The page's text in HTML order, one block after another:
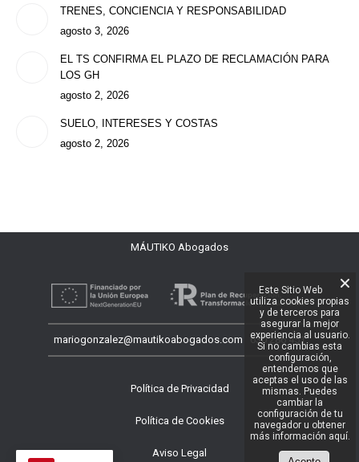
TRENES, CONCIENCIA Y RESPONSABILIDAD
agosto 3, 2026
EL TS CONFIRMA EL PLAZO DE RECLAMACIÓN PARA
LOS GH
agosto 2, 2026
SUELO, INTERESES Y COSTAS
agosto 2, 2026
MÁUTIKO Abogados
mariogonzalez@mautikoabogados.com 630 286 451
Este Sitio Web
utiliza cookies propias
y de terceros para
asegurar la mejor
experiencia al usuario.
Si no cambias esta
configuración,
entendemos que
aceptas el uso de las
mismas. Puedes
cambiar la
configuración de tu
navegador u obtener
más información aquí.